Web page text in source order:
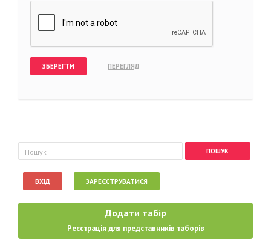
Пошукова форма
Пошук
ВХІД ЗАРЕЄСТРУВАТИСЯ
Додати табір
Реєстрація для представників таборів